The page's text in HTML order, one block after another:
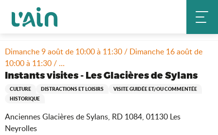
contenu
Accueil Séjourner
Agenda & nouveautés
Instants visites - Les Glacières de Sylans
Dimanche 9 août de 10:00 à 11:30 / Dimanche 16 août de
10:00 à 11:30 / ...
Instants visites - Les Glacières de Sylans
CULTURE DISTRACTIONS ET LOISIRS
VISITE GUIDÉE ET/OU COMMENTÉE
HISTORIQUE
Anciennes Glacières de Sylans, RD 1084, 01130 Les
Neyrolles